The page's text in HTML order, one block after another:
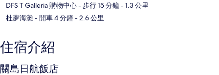
DFS T Galleria 購物中心- 步行 15 分鐘- 1.3 公里
杜夢海灘- 開車 4 分鐘- 2.6 公里
住宿介紹
關島日航飯店